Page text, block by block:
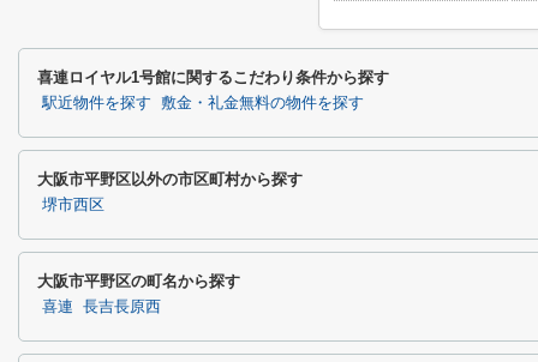
喜連ロイヤル1号館に関するこだわり条件から探す
駅近物件を探す 敷金・礼金無料の物件を探す
大阪市平野区以外の市区町村から探す
堺市西区
大阪市平野区の町名から探す
喜連 長吉長原西